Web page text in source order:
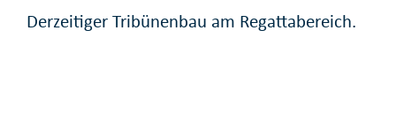
Derzeitiger Tribünenbau am Regattabereich.